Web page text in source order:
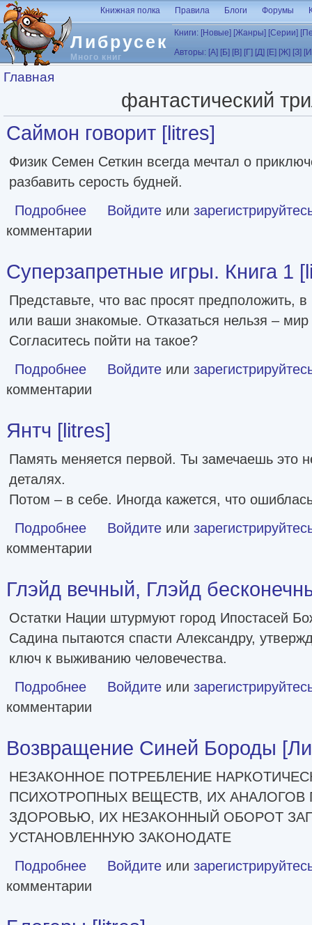
Перейти к основному содержанию
Либрусек
Много книг
Книжная полка Правила Блоги Форумы
Книги: [Новые] [Жанры] [Серии]
Авторы: [А] [Б] [В] [Г] [Д] [Е] [Ж] [З]
Вы здесь
Главная
фантастический
Саймон говорит [litres]
Физик Семен Сеткин всегда мечтал о
разбавить серость будней.
Подробнее о Саймон говорит [litres]
Войдите или
комментарии
Суперзапретные игры. Книга 1
Представьте, что вас просят предположить,
или ваши знакомые. Отказаться нельзя – мир
Согласитесь пойти на такое?
Подробнее о Суперзапретные игры. Книга 1 [litres]
Войдите или
комментарии
Янтч [litres]
Память меняется первой. Ты замечаешь это
деталях.
Потом – в себе. Иногда кажется, что
Подробнее о Янтч [litres]
Войдите или
комментарии
Глэйд вечный, Глэйд
Остатки Нации штурмуют город Ипостасей
Садина пытаются спасти Александру,
ключ к выживанию человечества.
Подробнее о Глэйд вечный, Глэйд бесконечный [Литрес]
Войдите или
комментарии
Возвращение Синей Бороды
НЕЗАКОННОЕ ПОТРЕБЛЕНИЕ
ПСИХОТРОПНЫХ ВЕЩЕСТВ, ИХ АНАЛОГОВ
ЗДОРОВЬЮ, ИХ НЕЗАКОННЫЙ ОБОРОТ
УСТАНОВЛЕННУЮ ЗАКОНОДАТЕ
Подробнее о Возвращение Синей Бороды [Литрес]
Войдите или
комментарии